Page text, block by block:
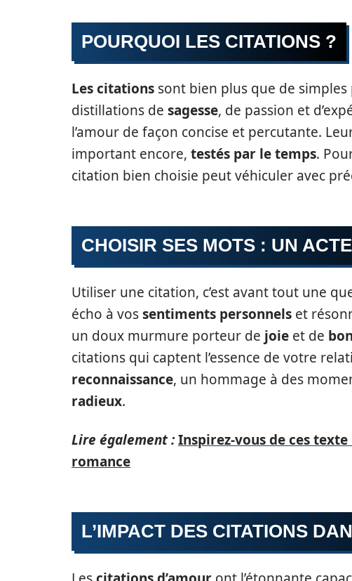
POURQUOI LES CITATIONS ?
Les citations sont bien plus que de
distillations de sagesse, de passion et
l’amour de façon concise et percutante.
important encore, testés par le temps.
citation bien choisie peut véhiculer avec
CHOISIR SES MOTS : UN
Utiliser une citation, c’est avant tout une
écho à vossentiments personnels et
un doux murmure porteur de joie et de
citations qui captent l’essence de votre
reconnaissance, un hommage à des
radieux.
Lire également :Inspirez-vous de ces
romance
L’IMPACT DES CITATIONS